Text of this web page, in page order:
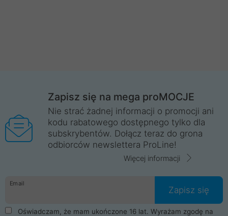
Zapisz się na mega proMOCJE
Nie strać żadnej informacji o promocji ani
kodu rabatowego dostępnego tylko dla
subskrybentów. Dołącz teraz do grona
odbiorców newslettera ProLine!
Więcej informacji
Email
Zapisz się
Oświadczam, że mam ukończone 16 lat. Wyrażam zgodę na